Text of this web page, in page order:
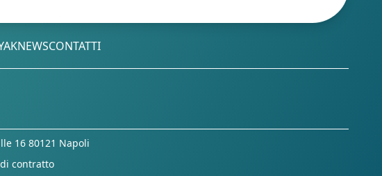
NEWSCONTATTI
16 80121 Napoli
contratto